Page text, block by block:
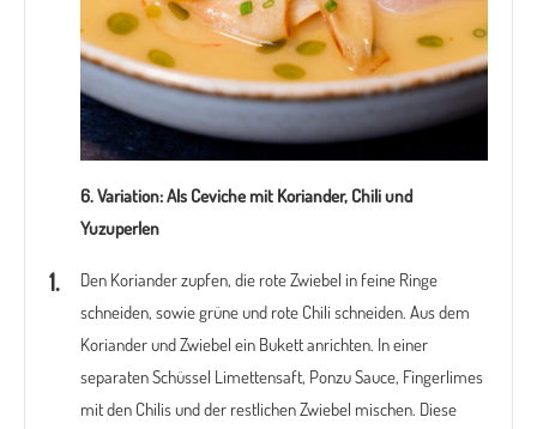
6. Variation:Als Ceviche mit Koriander, Chili und
Yuzuperlen
Den Koriander zupfen, die rote Zwiebel in feine Ringe
schneiden, sowie grüne und rote Chili schneiden. Aus dem
Koriander und Zwiebel ein Bukett anrichten. In einer
separaten Schüssel Limettensaft, Ponzu Sauce, Fingerlimes
mit den Chilis und der restlichen Zwiebel mischen. Diese